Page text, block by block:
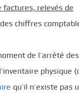
factures, relevés de
chiffres
de l’arrêté des
physique
qu’il n’existe pas